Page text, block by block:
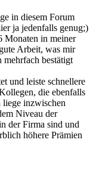
in diesem Forum
ja jedenfalls genug;)
Monaten in meiner
Arbeit, was mir
mehrfach bestätigt
und leiste schnellere
die ebenfalls
liege inzwischen
Niveau der
der Firma sind und
höhere Prämien